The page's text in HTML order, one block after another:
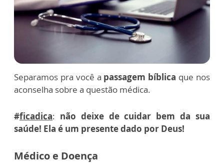
Separamos pra você a passagem bíblica que nos
aconselha sobre a questão médica.
#ficadica: não deixe de cuidar bem da sua
saúde! Ela é um presente dado por Deus!
Médico e Doença